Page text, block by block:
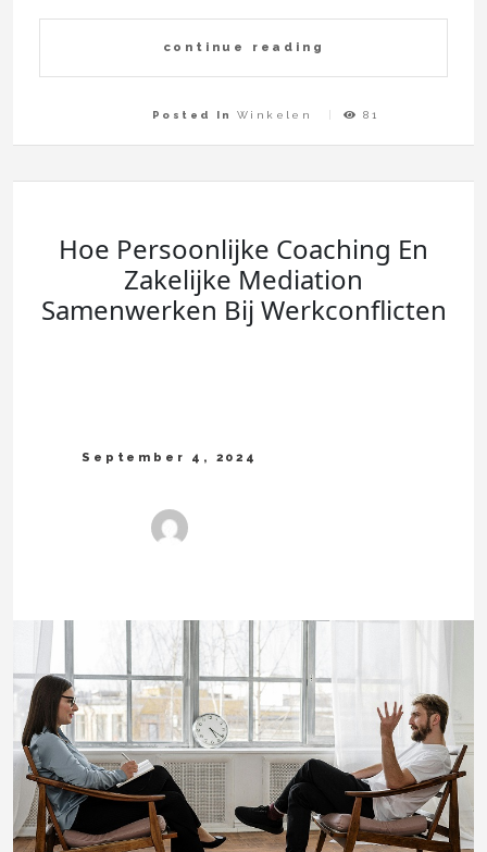
continue reading
Posted InWinkelen 81
Hoe Persoonlijke Coaching En
Zakelijke Mediation
Samenwerken Bij Werkconflicten